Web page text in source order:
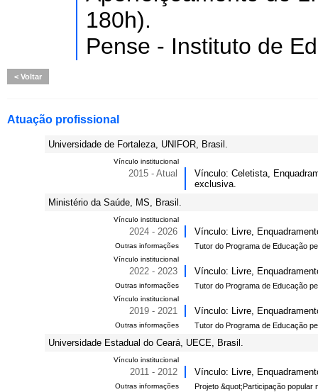
180h).
Pense - Instituto de
Voltar
Atuação profissional
Universidade de Fortaleza, UNIFOR, Brasil.
Vínculo institucional
2015 - Atual
Vínculo: Celetista,
exclusiva.
Ministério da Saúde, MS, Brasil.
Vínculo institucional
2024 - 2026 Vínculo: Livre,
Outras informações Tutor do Programa de Educação
Vínculo institucional
2022 - 2023 Vínculo: Livre,
Outras informações Tutor do Programa de Educação
Vínculo institucional
2019 - 2021 Vínculo: Livre,
Outras informações Tutor do Programa de Educação
Universidade Estadual do Ceará, UECE, Brasil.
Vínculo institucional
2011 - 2012 Vínculo: Livre,
Outras informações Projeto &quot;Participação popular